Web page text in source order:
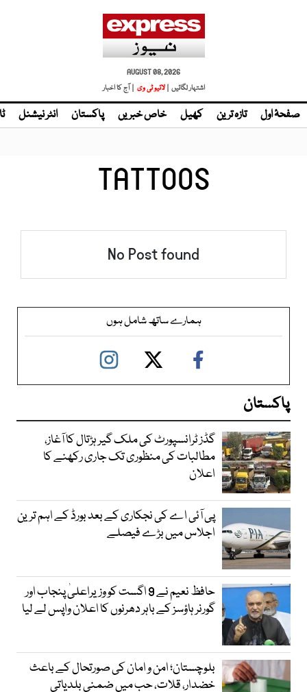
AUGUST 08, 2026
اشتہار لگائیں | لائیو ٹی وی | آج کا اخبار
صفحۂ اول تازہ ترین کھیل خاص خبریں پاکستان انٹر نیشنل
TATTOOS
No Post found
ہمارے ساتھ شامل ہوں
پاکستان
گڈز ٹرانسپورٹ کی ملک گیر ہڑتال کا آغاز،
مطالبات کی منظوری تک جاری رکھنے کا
اعلان
پی آئی اے کی نجکاری کے بعد بورڈ کے اہم ترین
اجلاس میں بڑے فیصلے
حافظ نعیم نے 9 اگست کو وزیراعلیٰ پنجاب اور
گورنر ہاؤسز کے باہر دھرنوں کا اعلان واپس لے لیا
بلوچستان؛ امن و امان کی صورتحال کے باعث
خضدار، قلات، حب میں ضمنی بلدیاتی